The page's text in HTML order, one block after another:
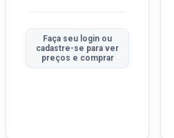
Faça seu login ou
cadastre-se para ver
preços e comprar